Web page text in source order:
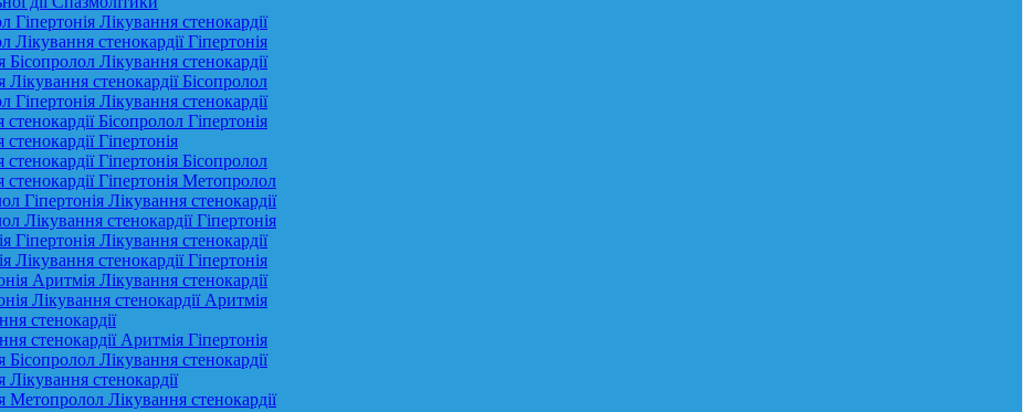
Лікування стенокардії
стенокардії Гіпертонія
Лікування стенокардії
стенокардії Бісопролол
Лікування стенокардії
Бісопролол Гіпертонія
Гіпертонія
Гіпертонія Бісопролол
Гіпертонія Метопролол
Гіпертонія Лікування стенокардії
Лікування стенокардії Гіпертонія
Лікування стенокардії
стенокардії Гіпертонія
Аритмія Лікування стенокардії
Лікування стенокардії Аритмія
стенокардії
стенокардії Аритмія Гіпертонія
Лікування стенокардії
Лікування стенокардії
Метопролол Лікування стенокардії